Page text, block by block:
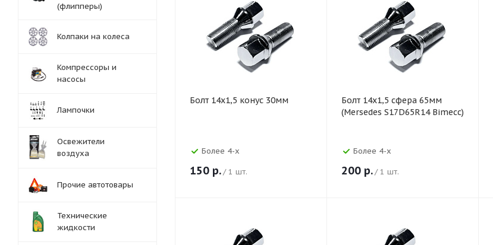
Болт 14х1,5 конус 30мм
Более 4-х
150 р./ 1 шт.
Болт 14х1,5 сфера 65мм
(Mersedes S17D65R14 Bimecc)
Более 4-х
200 р./ 1 шт.
(флипперы)
Колпаки на колеса
Компрессоры и
насосы
Лампочки
Освежители
воздуха
Прочие автотовары
Технические
жидкости